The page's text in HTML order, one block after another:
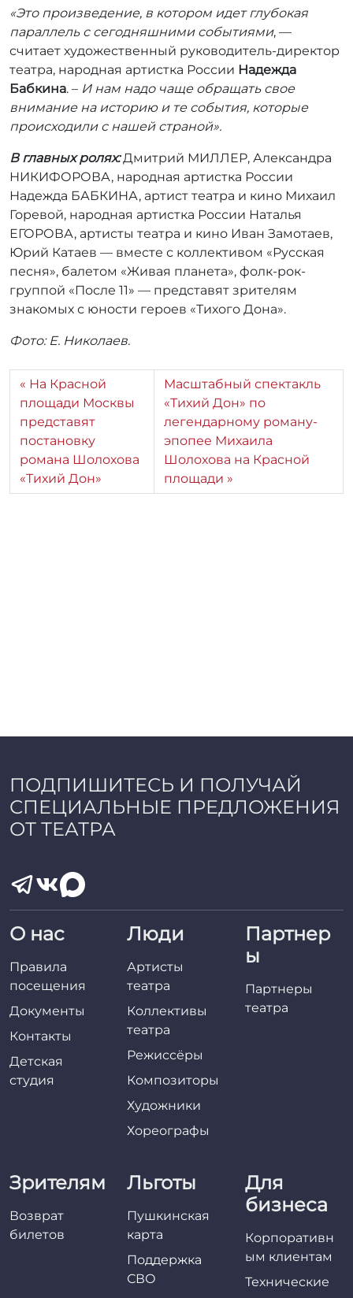
«Это произведение, в котором идет глубокая
параллель с сегодняшними событиями, —
считает художественный руководитель-директор
театра, народная артистка России Надежда
Бабкина. – И нам надо чаще обращать свое
внимание на историю и те события, которые
происходили с нашей страной».
В главных ролях:Дмитрий МИЛЛЕР, Александра
НИКИФОРОВА, народная артистка России
Надежда БАБКИНА, артист театра и кино Михаил
Горевой, народная артистка России Наталья
ЕГОРОВА, артисты театра и кино Иван Замотаев,
Юрий Катаев — вместе с коллективом «Русская
песня», балетом «Живая планета», фолк-рок-
группой «После 11» — представят зрителям
знакомых с юности героев «Тихого Дона».
Фото: Е. Николаев.
На Красной
площади Москвы
представят
постановку
романа Шолохова
«Тихий Дон»
Масштабный спектакль
«Тихий Дон» по
легендарному роману-
эпопее Михаила
Шолохова на Красной
площади
ПОДПИШИТЕСЬ И ПОЛУЧАЙ
СПЕЦИАЛЬНЫЕ ПРЕДЛОЖЕНИЯ
ОТ ТЕАТРА
О нас
Правила
посещения
Документы
Контакты
Детская
студия
Люди
Артисты
театра
Коллективы
театра
Режиссёры
Композиторы
Художники
Хореографы
Партнер
ы
Партнеры
театра
Зрителям
Возврат
билетов
Льготы
Пушкинская
карта
Поддержка
СВО
Для
бизнеса
Корпоративн
ым клиентам
Технические